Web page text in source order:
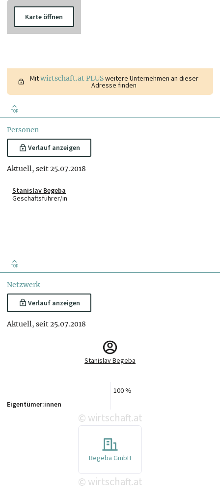
Karte öffnen
Mitwirtschaft.at PLUSweitere Unternehmen an dieser
Adresse finden
TOP
Personen
Verlauf anzeigen
Aktuell, seit 25.07.2018
Stanislav Begeba
Geschäftsführer/in
TOP
Netzwerk
Verlauf anzeigen
Aktuell, seit 25.07.2018
Stanislav Begeba
100 %
Eigentümer:innen
© wirtschaft.at
Begeba GmbH
© wirtschaft.at